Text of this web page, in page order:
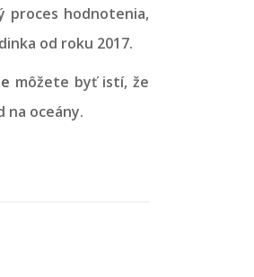
proces hodnotenia,
od roku 2017.
môžete byť istí, že
na oceány.